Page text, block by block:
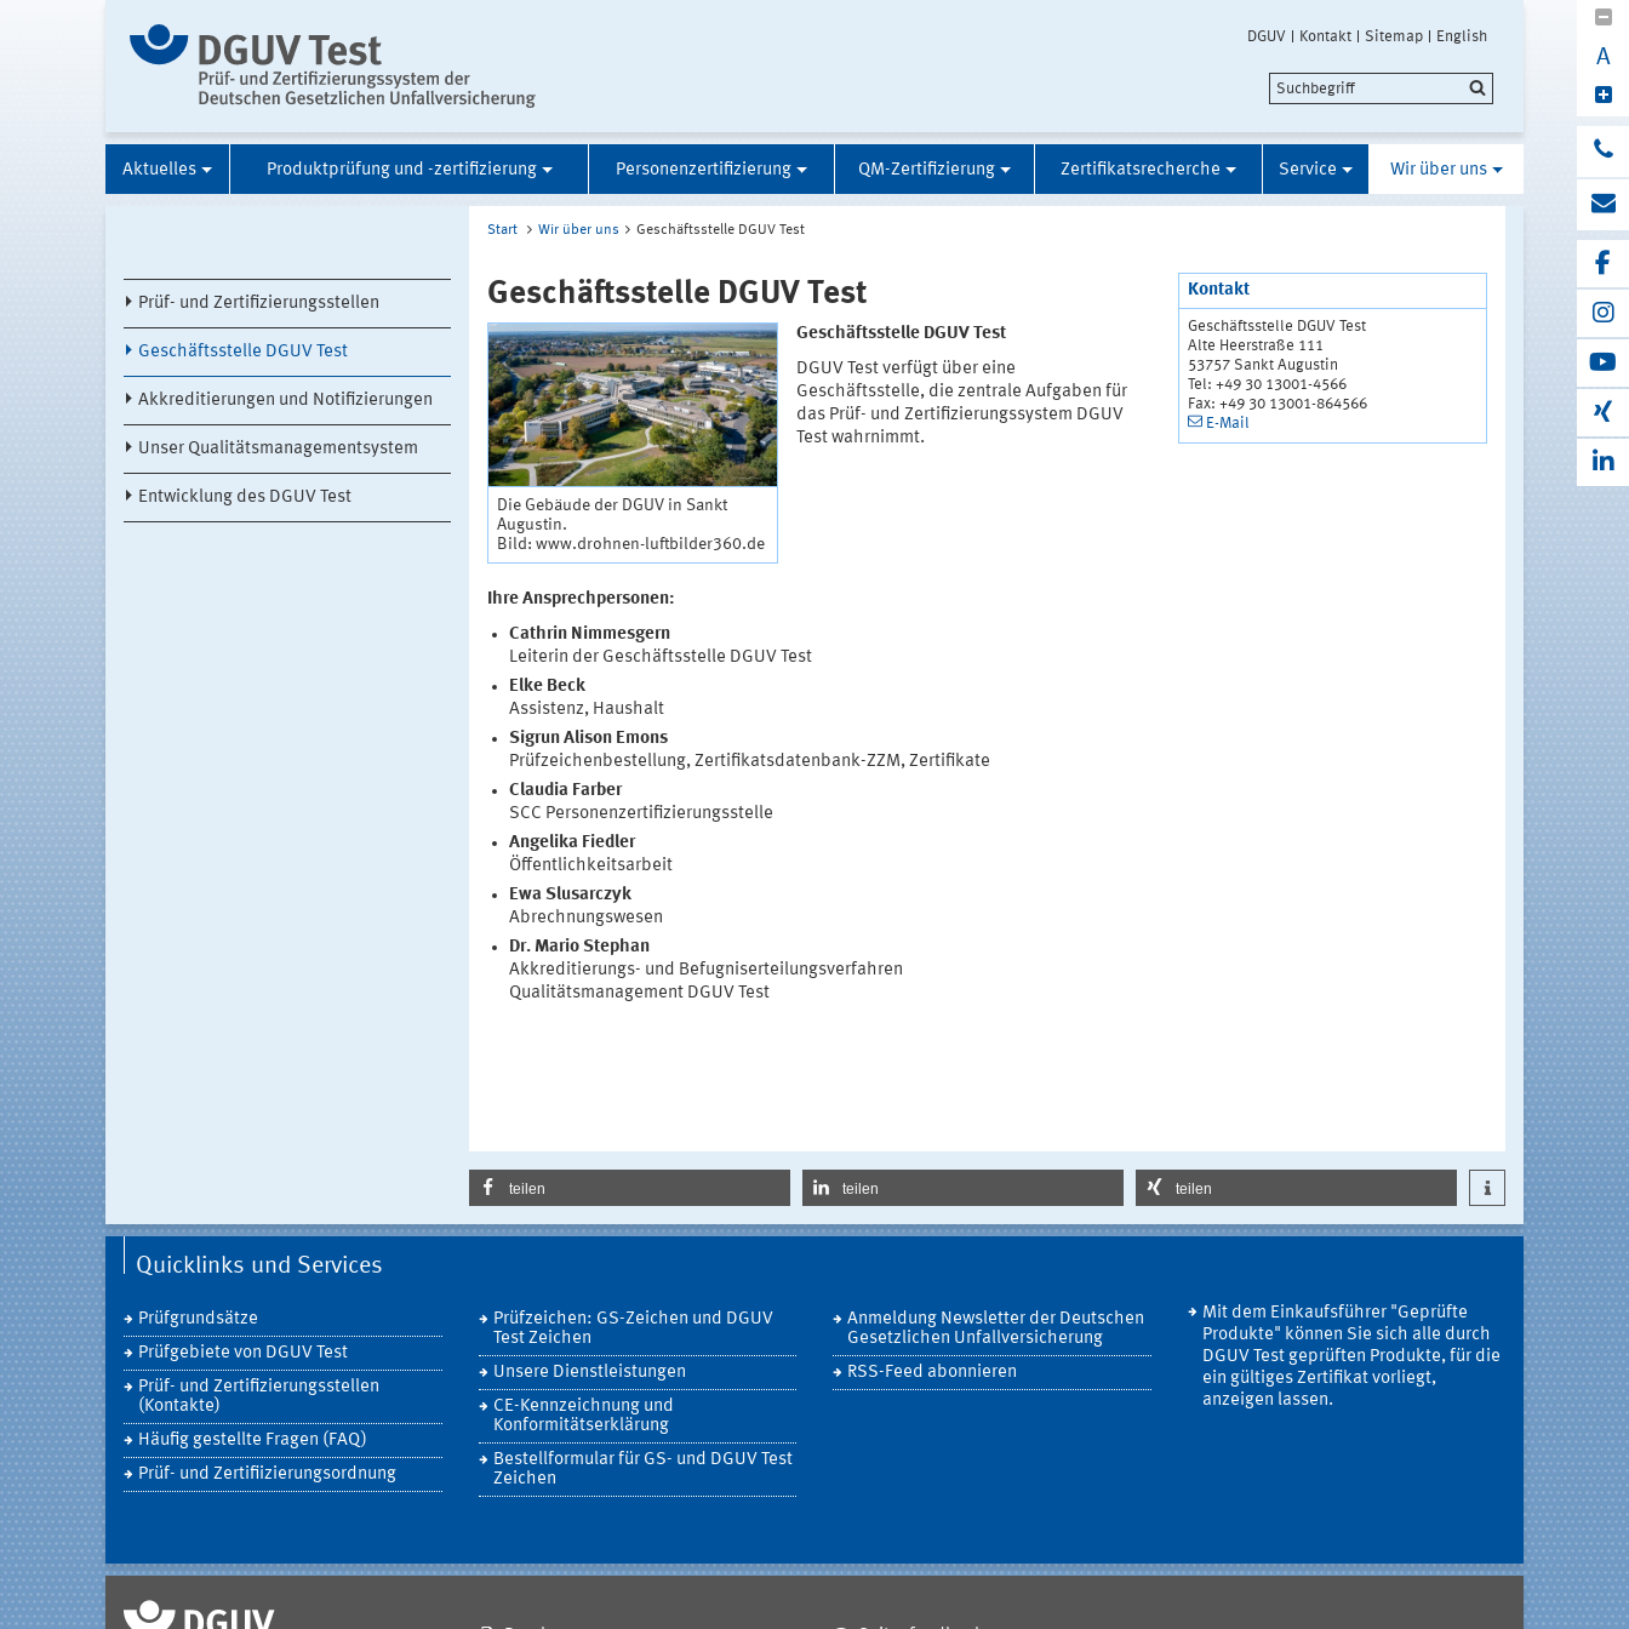
DGUV Kontakt Sitemap English
A
Aktuelles Produktprüfung und -zertifizierung Personenzertifizierung QM-Zertifizierung Zertifikatsrecherche Service Wir über uns
Prüf- und Zertifizierungsstellen
Geschäftsstelle DGUV Test
Akkreditierungen und Notifizierungen
Unser Qualitätsmanagementsystem
Entwicklung des DGUV Test
Start Wir über uns Geschäftsstelle DGUV Test
Geschäftsstelle DGUV Test
Die Gebäude der DGUV in Sankt
Augustin.
Bild: www.drohnen-luftbilder360.de
Geschäftsstelle DGUV Test
DGUV Test verfügt über eine
Geschäftsstelle, die zentrale Aufgaben für
das Prüf- und Zertifizierungssystem DGUV
Test wahrnimmt.
Ihre Ansprechpersonen:
Cathrin Nimmesgern
Leiterin der Geschäftsstelle DGUV Test
Elke Beck
Assistenz, Haushalt
Sigrun Alison Emons
Prüfzeichenbestellung, Zertifikatsdatenbank-ZZM, Zertifikate
Claudia Farber
SCC Personenzertifizierungsstelle
Angelika Fiedler
Öffentlichkeitsarbeit
Ewa Slusarczyk
Abrechnungswesen
Dr. Mario Stephan
Akkreditierungs- und Befugniserteilungsverfahren
Qualitätsmanagement DGUV Test
Kontakt
Geschäftsstelle DGUV Test
Alte Heerstraße 111
53757 Sankt Augustin
Tel: +49 30 13001-4566
Fax: +49 30 13001-864566
E-Mail
teilen teilen teilen
Quicklinks und Services
Prüfgrundsätze
Prüfgebiete von DGUV Test
Prüf- und Zertifizierungsstellen
(Kontakte)
Häufig gestellte Fragen (FAQ)
Prüf- und Zertifiizierungsordnung
Prüfzeichen: GS-Zeichen und DGUV
Test Zeichen
Unsere Dienstleistungen
CE-Kennzeichnung und
Konformitätserklärung
Bestellformular für GS- und DGUV Test
Zeichen
Anmeldung Newsletter der Deutschen
Gesetzlichen Unfallversicherung
RSS-Feed abonnieren
Mit dem Einkaufsführer "Geprüfte
Produkte" können Sie sich alle durch
DGUV Test geprüften Produkte, für die
ein gültiges Zertifikat vorliegt,
anzeigen lassen.